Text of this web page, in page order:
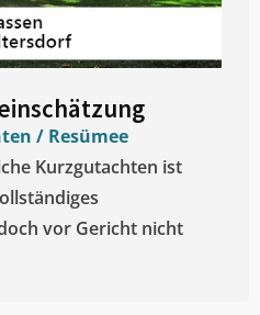
/ Resümee
Kurzgutachten ist
vor Gericht nicht